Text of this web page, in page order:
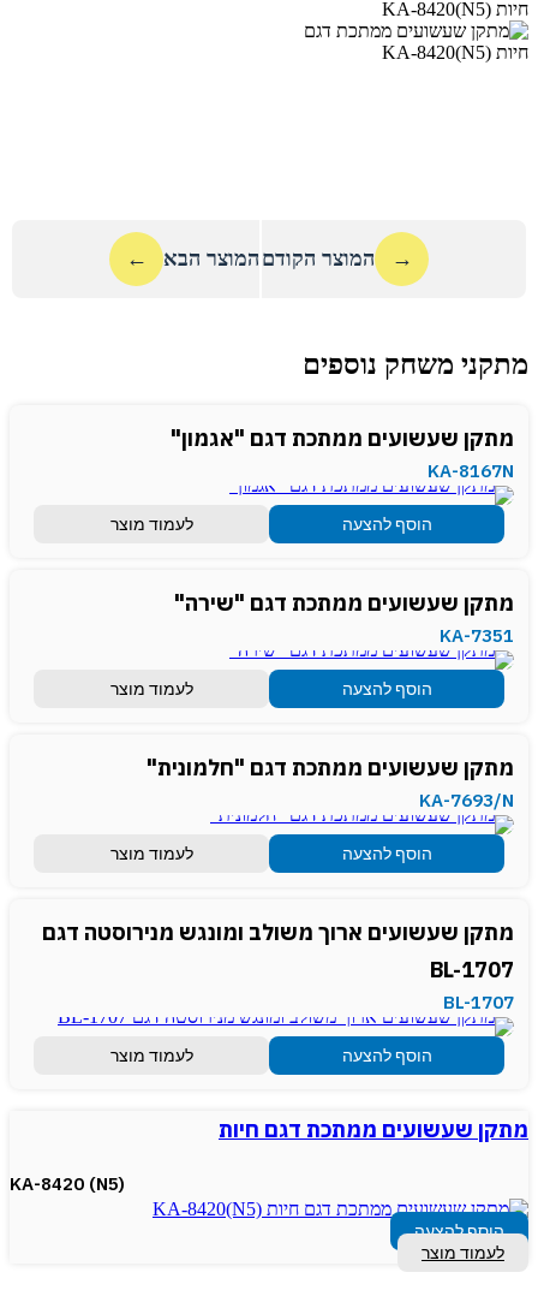
→ המוצר הקודם המוצר הבא ←
מתקני משחק נוספים
מתקן שעשועים ממתכת דגם "אגמון"
KA-8167N
הוסף להצעה לעמוד מוצר
מתקן שעשועים ממתכת דגם "שירה"
KA-7351
הוסף להצעה לעמוד מוצר
מתקן שעשועים ממתכת דגם "חלמונית"
KA-7693/N
הוסף להצעה לעמוד מוצר
מתקן שעשועים ארוך משולב ומונגש מנירוסטה דגם
BL-1707
BL-1707
הוסף להצעה לעמוד מוצר
מתקן שעשועים ממתכת דגם חיות
(KA-8420 (N5
הוסף להצעה
לעמוד מוצר